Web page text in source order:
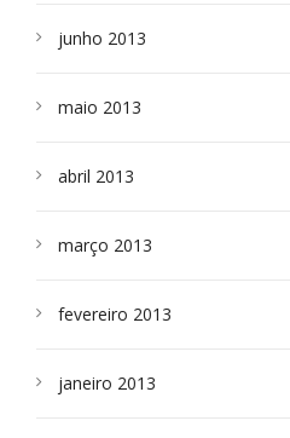
junho 2013
maio 2013
abril 2013
março 2013
fevereiro 2013
janeiro 2013